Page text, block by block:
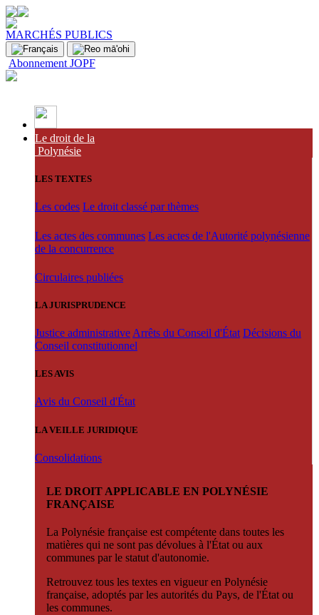
MARCHÉS PUBLICS
Abonnement JOPF
Le droit de la
Polynésie
LES TEXTES
Les codes Le droit classé par thèmes
Les actes des communes Les actes de l'Autorité polynésienne
de la concurrence
Circulaires publiées
LA JURISPRUDENCE
Justice administrative Arrêts du Conseil d'État Décisions du
Conseil constitutionnel
LES AVIS
Avis du Conseil d'État
LA VEILLE JURIDIQUE
Consolidations
LE DROIT APPLICABLE EN POLYNÉSIE
FRANÇAISE
La Polynésie française est compétente dans toutes les
matières qui ne sont pas dévolues à l'État ou aux
communes par le statut d'autonomie.
Retrouvez tous les textes en vigueur en Polynésie
française, adoptés par les autorités du Pays, de l'État ou
les communes.